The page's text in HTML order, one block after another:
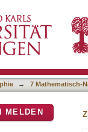
→ 7 Mathematisch-
MELDEN